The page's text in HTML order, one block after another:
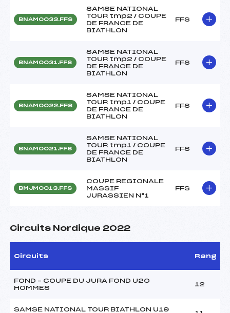
BNAM0033.FFS
SAMSE NATIONAL
TOUR tmp2 / COUPE
DE FRANCE DE
BIATHLON
FFS
BNAM0031.FFS
SAMSE NATIONAL
TOUR tmp2 / COUPE
DE FRANCE DE
BIATHLON
FFS
BNAM0022.FFS
SAMSE NATIONAL
TOUR tmp1 / COUPE
DE FRANCE DE
BIATHLON
FFS
BNAM0021.FFS
SAMSE NATIONAL
TOUR tmp1 / COUPE
DE FRANCE DE
BIATHLON
FFS
BMJM0013.FFS
COUPE REGIONALE
MASSIF
JURASSIEN N°1
FFS
Circuits Nordique 2022
Circuits Rang
FOND – COUPE DU JURA FOND U20
HOMMES
12
SAMSE NATIONAL TOUR BIATHLON U19